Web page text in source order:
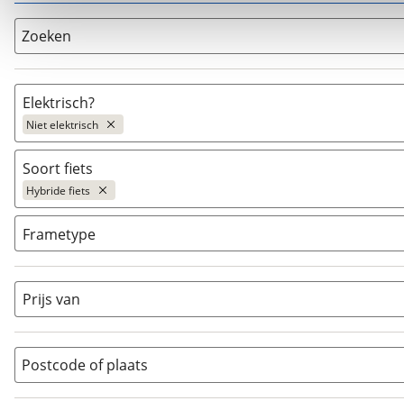
Zoeken
Elektrisch?
Niet elektrisch
Ja, E-bike (4)
Ja, High-speed (0)
Soort fiets
Hybride fiets
BMX / Freestyle fiets (0)
Cruiserfiets
Jeugdfiets (0)
Kinderfiets (0)
Ligfiets (0)
Frametype
Dames (4)
Dames monotube
Heren (7)
Jongens
Lage instap (0)
Meisjes
Prijs van
Postcode of plaats